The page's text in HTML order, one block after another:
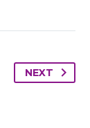
NEXT